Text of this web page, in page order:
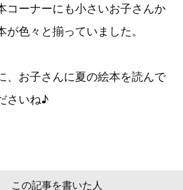
コーナーにも小さいお子さんか
が色々と揃っていました。
、お子さんに夏の絵本を読んで
さいね♪